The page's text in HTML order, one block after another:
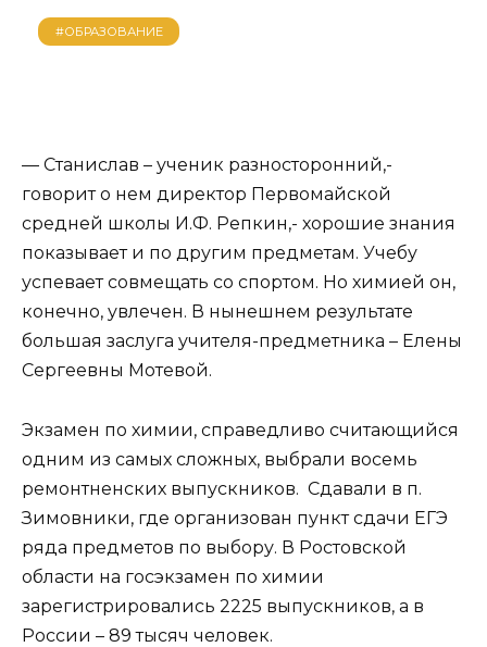
#ОБРАЗОВАНИЕ
— Станислав – ученик разносторонний,-
говорит о нем директор Первомайской
средней школы И.Ф. Репкин,- хорошие знания
показывает и по другим предметам. Учебу
успевает совмещать со спортом. Но химией он,
конечно, увлечен. В нынешнем результате
большая заслуга учителя-предметника – Елены
Сергеевны Мотевой.
Экзамен по химии, справедливо считающийся
одним из самых сложных, выбрали восемь
ремонтненских выпускников. Сдавали в п.
Зимовники, где организован пункт сдачи ЕГЭ
ряда предметов по выбору. В Ростовской
области на госэкзамен по химии
зарегистрировались 2225 выпускников, а в
России – 89 тысяч человек.